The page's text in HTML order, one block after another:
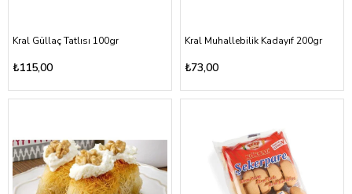
Kral Güllaç Tatlısı 100gr
₺115,00
Kral Muhallebilik Kadayıf 200gr
₺73,00